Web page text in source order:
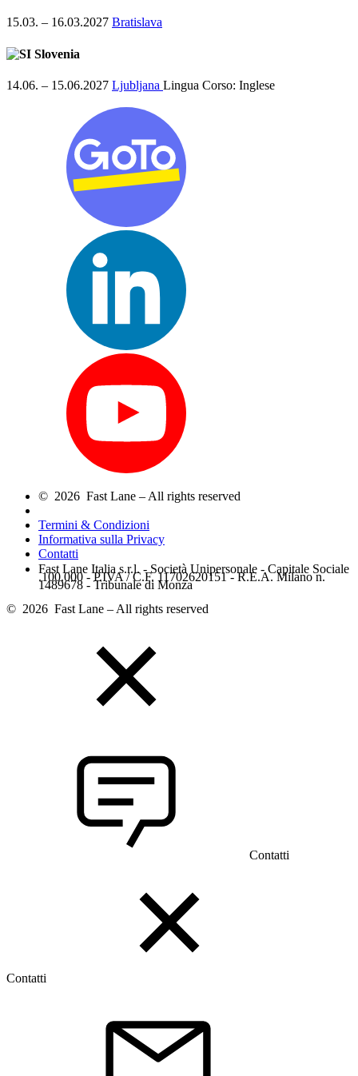
15.03. – 16.03.2027 Bratislava
Slovenia
14.06. – 15.06.2027 Ljubljana Lingua Corso: Inglese
© 2026 Fast Lane – All rights reserved
Termini & Condizioni
Informativa sulla Privacy
Contatti
Fast Lane Italia s.r.l. - Società Unipersonale - Capitale Sociale
.100.000 - P.IVA / C.F. 11702620151 - R.E.A. Milano n.
1489678 - Tribunale di Monza
© 2026 Fast Lane – All rights reserved
Contatti
Contatti